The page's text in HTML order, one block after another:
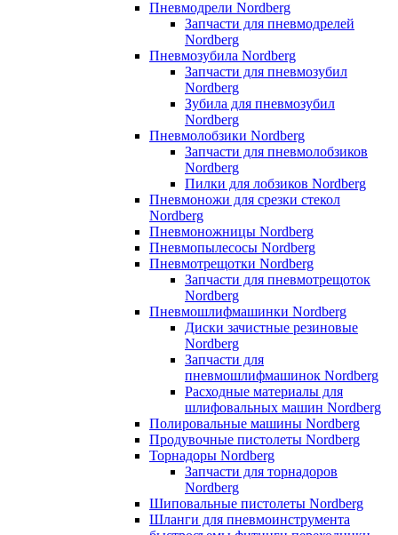
Пневмодрели Nordberg
Запчасти для пневмодрелей
Nordberg
Пневмозубила Nordberg
Запчасти для пневмозубил
Nordberg
Зубила для пневмозубил
Nordberg
Пневмолобзики Nordberg
Запчасти для пневмолобзиков
Nordberg
Пилки для лобзиков Nordberg
Пневмоножи для срезки стекол
Nordberg
Пневмоножницы Nordberg
Пневмопылесосы Nordberg
Пневмотрещотки Nordberg
Запчасти для пневмотрещоток
Nordberg
Пневмошлифмашинки Nordberg
Диски зачистные резиновые
Nordberg
Запчасти для
пневмошлифмашинок Nordberg
Расходные материалы для
шлифовальных машин Nordberg
Полировальные машины Nordberg
Продувочные пистолеты Nordberg
Торнадоры Nordberg
Запчасти для торнадоров
Nordberg
Шиповальные пистолеты Nordberg
Шланги для пневмоинструмента